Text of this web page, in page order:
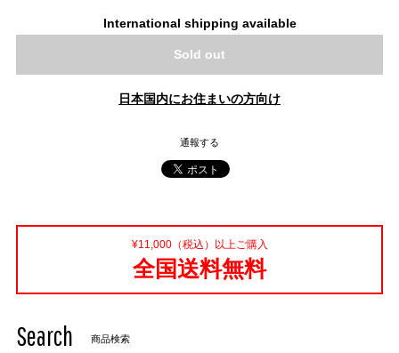
International shipping available
Sold out
日本国内にお住まいの方向け
通報する
¥11,000（税込）以上ご購入
全国送料無料
Search 商品検索